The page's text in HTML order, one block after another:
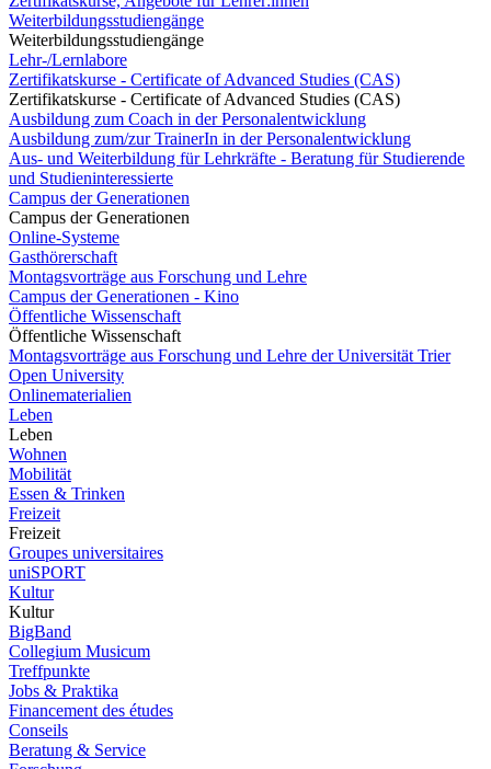
Weiterbildungsstudiengänge
Weiterbildungsstudiengänge
Lehr-/Lernlabore
Zertifikatskurse - Certificate of Advanced Studies (CAS)
Zertifikatskurse - Certificate of Advanced Studies (CAS)
Ausbildung zum Coach in der Personalentwicklung
Ausbildung zum/zur TrainerIn in der Personalentwicklung
Aus- und Weiterbildung für Lehrkräfte - Beratung für Studierende
und Studieninteressierte
Campus der Generationen
Campus der Generationen
Online-Systeme
Gasthörerschaft
Montagsvorträge aus Forschung und Lehre
Campus der Generationen - Kino
Öffentliche Wissenschaft
Öffentliche Wissenschaft
Montagsvorträge aus Forschung und Lehre der Universität Trier
Open University
Onlinematerialien
Leben
Leben
Wohnen
Mobilität
Essen & Trinken
Freizeit
Freizeit
Groupes universitaires
uniSPORT
Kultur
Kultur
BigBand
Collegium Musicum
Treffpunkte
Jobs & Praktika
Financement des études
Conseils
Beratung & Service